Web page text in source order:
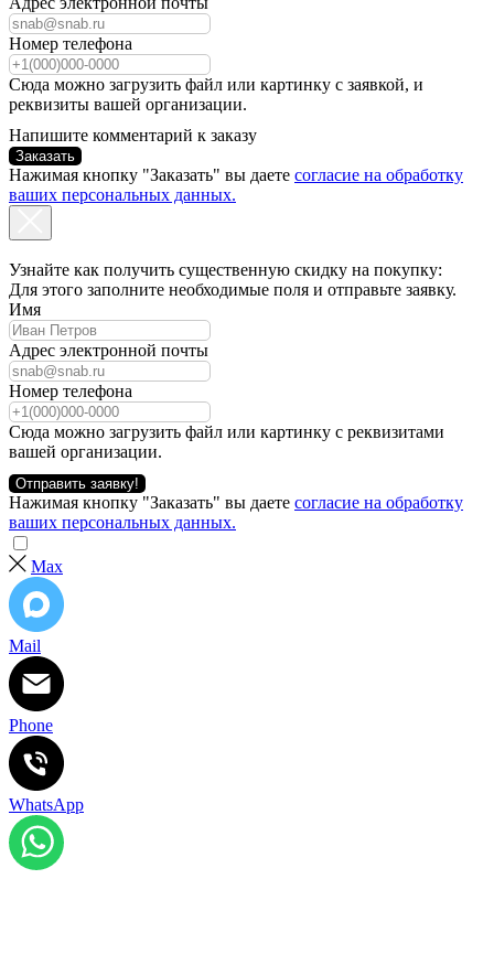
Номер телефона
Сюда можно загрузить файл или картинку с заявкой, и
реквизиты вашей организации.
Напишите комментарий к заказу
Заказать
Нажимая кнопку "Заказать" вы даете согласие на обработку
ваших персональных данных.
Узнайте как получить существенную скидку на покупку:
Для этого заполните необходимые поля и отправьте заявку.
Имя
Адрес электронной почты
Номер телефона
Сюда можно загрузить файл или картинку с реквизитами
вашей организации.
Отправить заявку!
Нажимая кнопку "Заказать" вы даете согласие на обработку
ваших персональных данных.
Max
Mail
Phone
WhatsApp